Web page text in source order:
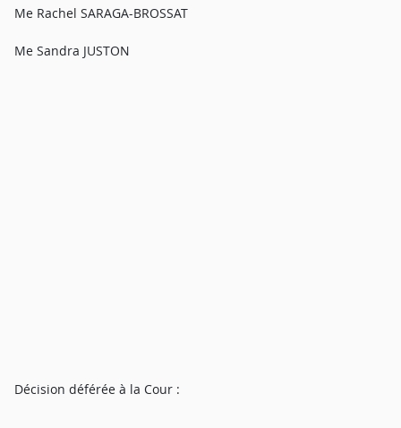
Me Rachel SARAGA-BROSSAT
Me Sandra JUSTON
Décision déférée à la Cour :